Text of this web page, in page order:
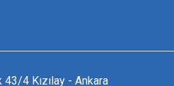
4 Kızılay - Ankara